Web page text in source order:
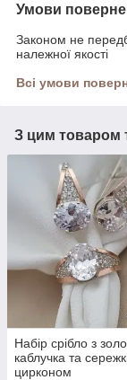
Умови
Законом не
належної якості
Всі умови
З цим товаром
Набір срібло з
каблучка та
цирконом